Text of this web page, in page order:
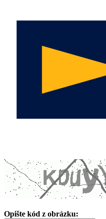
Opište kód z obrázku: